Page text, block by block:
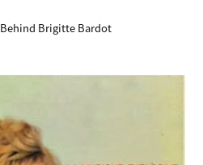
Behind Brigitte Bardot